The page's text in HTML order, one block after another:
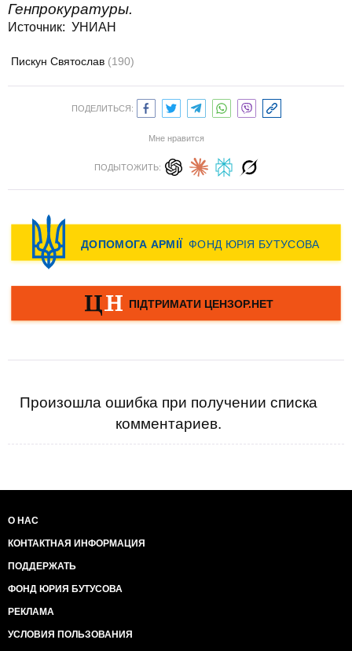
Генпрокуратуры.
Источник: УНИАН
Пискун Святослав (190)
ПОДЕЛИТЬСЯ:
Мне нравится
ПОДЫТОЖИТЬ:
Произошла ошибка при получении списка
комментариев.
О НАС
КОНТАКТНАЯ ИНФОРМАЦИЯ
ПОДДЕРЖАТЬ
ФОНД ЮРИЯ БУТУСОВА
РЕКЛАМА
УСЛОВИЯ ПОЛЬЗОВАНИЯ